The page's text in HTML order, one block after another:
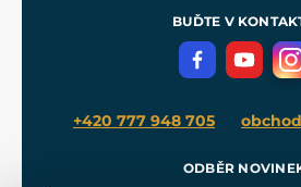
Meče pro Kingdom Come
BUĎTE V
+420 777 948 705
ODBĚR